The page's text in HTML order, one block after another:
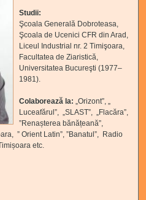
Studii:
Şcoala Generală Dobroteasa,
Şcoala de Ucenici CFR din Arad,
Liceul Industrial nr. 2 Timişoara,
Facultatea de Ziaristică,
Universitatea Bucureşti (1977–
1981).
Colaborează la: „Orizont”, „
Luceafărul”, „SLAST”, „Flacăra”,
”Renașterea bănățeană”,
” Orient Latin”, ”Banatul”, Radio
etc.